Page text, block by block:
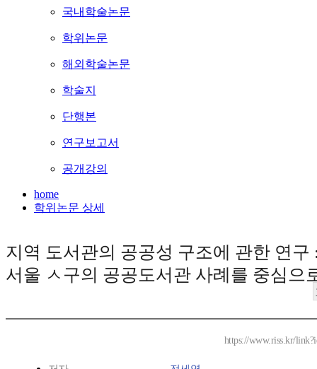
국내학술논문
학위논문
해외학술논문
학술지
단행본
연구보고서
공개강의
home
학위논문 상세
지역 도서관의 공공성 구조에 관한 연구
서울 ㅅ구의 공공도서관 사례를 중심으
https://www.riss.kr/